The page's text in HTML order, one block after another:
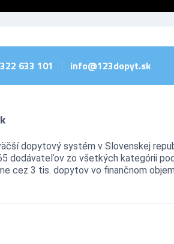
633 101 info@123dopyt.sk
dopytový systém v Slovenskej
dodávateľov zo všetkých kategórii
cez 3 tis. dopytov vo finančnom